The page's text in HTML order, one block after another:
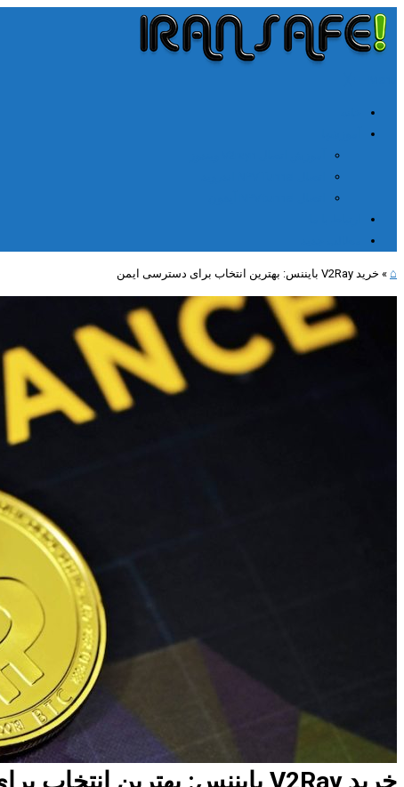
⌂
» خرید V2Ray بایننس: بهترین انتخاب برای دسترسی ایمن